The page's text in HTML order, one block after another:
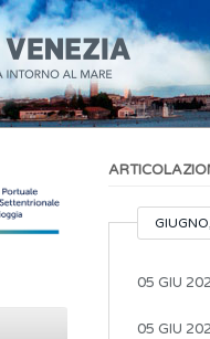
05 GIU
05 GIU